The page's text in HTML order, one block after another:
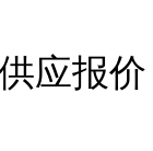
应报价